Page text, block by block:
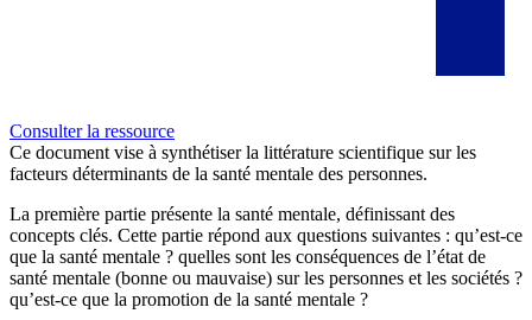
Consulter la ressource
Ce document vise à synthétiser la littérature scientifique sur les
facteurs déterminants de la santé mentale des personnes.
La première partie présente la santé mentale, définissant des
concepts clés. Cette partie répond aux questions suivantes : qu’est-ce
que la santé mentale ? quelles sont les conséquences de l’état de
santé mentale (bonne ou mauvaise) sur les personnes et les sociétés ?
qu’est-ce que la promotion de la santé mentale ?